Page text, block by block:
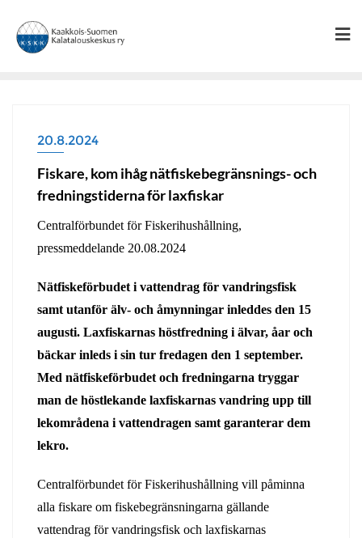
content
20.8.2024
Fiskare, kom ihåg nätfiskebegränsnings- och
fredningstiderna för laxfiskar
Centralförbundet för Fiskerihushållning,
pressmeddelande 20.08.2024
Nätfiskeförbudet i vattendrag för vandringsfisk
samt utanför älv- och åmynningar inleddes den 15
augusti. Laxfiskarnas höstfredning i älvar, åar och
bäckar inleds i sin tur fredagen den 1 september.
Med nätfiskeförbudet och fredningarna tryggar
man de höstlekande laxfiskarnas vandring upp till
lekområdena i vattendragen samt garanterar dem
lekro.
Centralförbundet för Fiskerihushållning vill påminna
alla fiskare om fiskebegränsningarna gällande
vattendrag för vandringsfisk och laxfiskarnas